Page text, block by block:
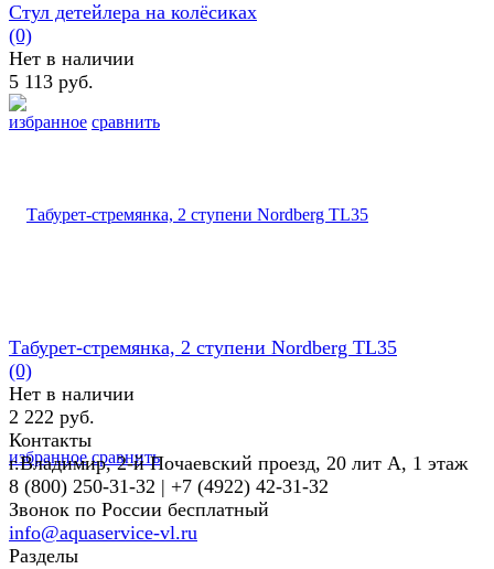
избранное сравнить
Стул детейлера на колёсиках
(0)
Нет в наличии
5 113 руб.
избранное сравнить
Табурет-стремянка, 2 ступени Nordberg TL35
(0)
Нет в наличии
2 222 руб.
Контакты
г.Владимир, 2-й Почаевский проезд, 20 лит А, 1 этаж
8 (800) 250-31-32 | +7 (4922) 42-31-32
Звонок по России бесплатный
info@aquaservice-vl.ru
Разделы